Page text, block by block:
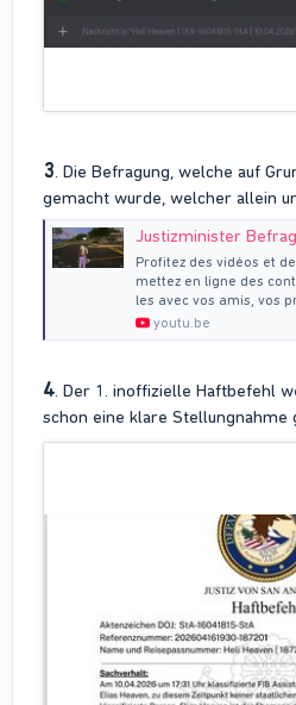
3. Die Befragung, welche auf
gemacht wurde, welcher allein
Justizminister
Profitez des vidéos et
mettez en ligne des
les avec vos amis, vos
youtu.be
4. Der 1. inoffizielle Haftbefehl
schon eine klare Stellungnahme